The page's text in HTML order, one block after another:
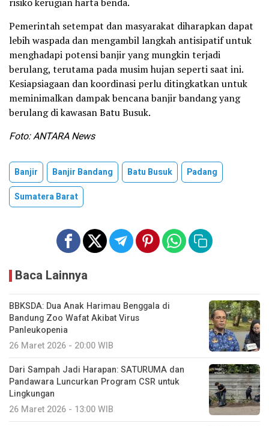
Pemerintah setempat dan masyarakat diharapkan dapat
lebih waspada dan mengambil langkah antisipatif untuk
menghadapi potensi banjir yang mungkin terjadi
berulang, terutama pada musim hujan seperti saat ini.
Kesiapsiagaan dan koordinasi perlu ditingkatkan untuk
meminimalkan dampak bencana banjir bandang yang
berulang di kawasan Batu Busuk.
Foto: ANTARA News
Banjir Banjir Bandang Batu Busuk
Padang
Sumatera Barat
Baca Lainnya
BBKSDA: Dua Anak Harimau Benggala di
Bandung Zoo Wafat Akibat Virus
Panleukopenia
26 Maret 2026 - 20:00 WIB
Dari Sampah Jadi Harapan: SATURUMA dan
Pandawara Luncurkan Program CSR untuk
Lingkungan
26 Maret 2026 - 13:00 WIB